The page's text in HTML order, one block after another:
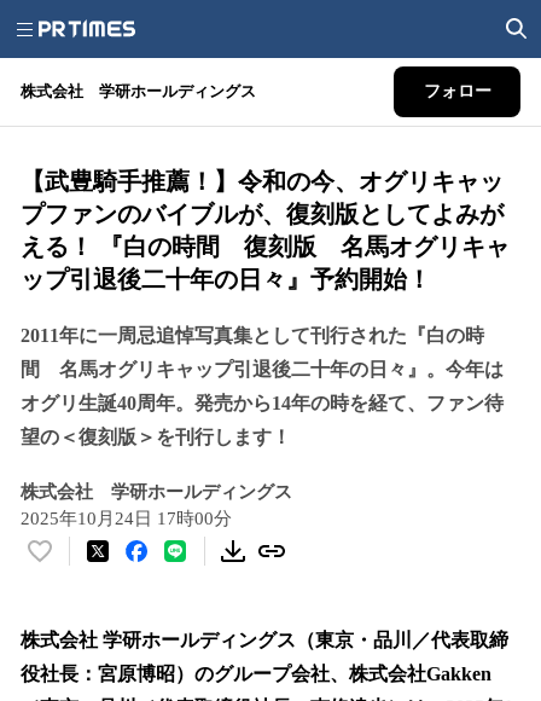
株式会社 学研ホールディングス フォロー
【武豊騎手推薦！】令和の今、オグリキャッ
プファンのバイブルが、復刻版としてよみが
える！ 『白の時間 復刻版 名馬オグリキャ
ップ引退後二十年の日々』予約開始！
2011年に一周忌追悼写真集として刊行された『白の時
間 名馬オグリキャップ引退後二十年の日々』。今年は
オグリ生誕40周年。発売から14年の時を経て、ファン待
望の＜復刻版＞を刊行します！
株式会社 学研ホールディングス
2025年10月24日 17時00分
い
！
数
を
株式会社 学研ホールディングス（東京・品川／代表取締
役社長：宮原博昭）のグループ会社、株式会社Gakken